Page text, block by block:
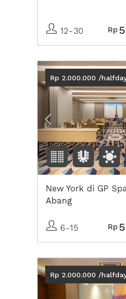
12-30 Rp
Previous
Rp 2.000.000 /
New York di GP
Abang
6-15 Rp
Previous
Rp 2.000.000 /